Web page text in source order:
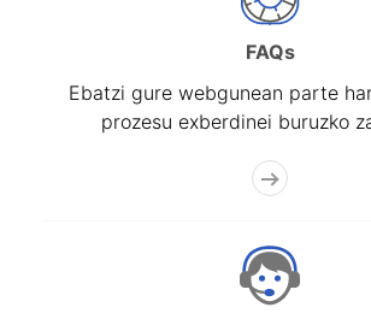
FAQs
Ebatzi gure webgunean parte
prozesu exberdinei buruzko